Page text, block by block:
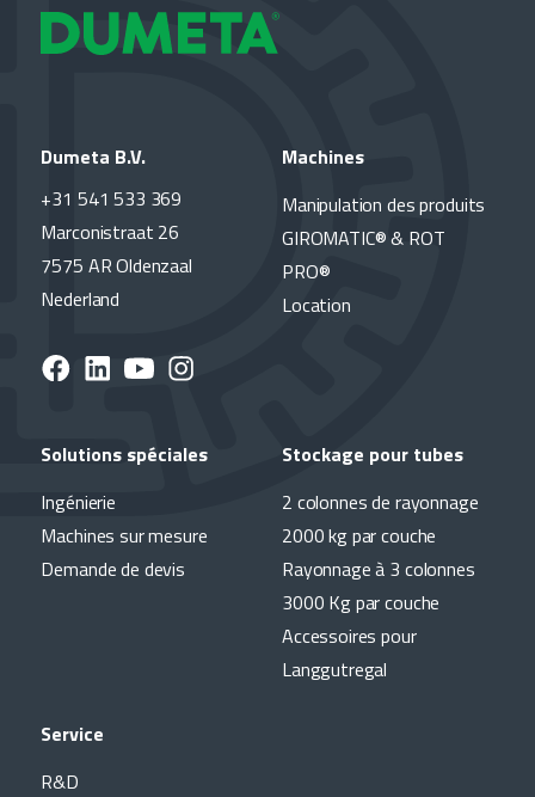
Dumeta B.V.
+31 541 533 369
Marconistraat 26
7575 AR Oldenzaal
Nederland
Machines
Manipulation des produits
GIROMATIC® & ROT
PRO®
Location
Solutions spéciales
Ingénierie
Machines sur mesure
Demande de devis
Stockage pour tubes
2 colonnes de rayonnage
2000 kg par couche
Rayonnage à 3 colonnes
3000 Kg par couche
Accessoires pour
Langgutregal
Service
R&D